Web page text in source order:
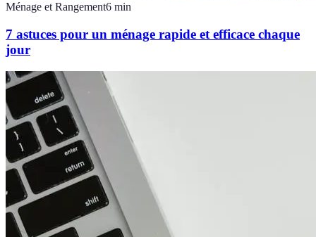
Ménage et Rangement6 min
7 astuces pour un ménage rapide et efficace chaque
jour